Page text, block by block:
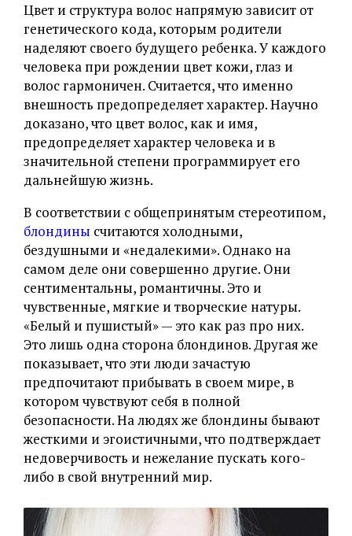
Цвет и структура волос напрямую зависит от
генетического кода, которым родители
наделяют своего будущего ребенка. У каждого
человека при рождении цвет кожи, глаз и
волос гармоничен. Считается, что именно
внешность предопределяет характер. Научно
доказано, что цвет волос, как и имя,
предопределяет характер человека и в
значительной степени программирует его
дальнейшую жизнь.
В соответствии с общепринятым стереотипом,
блондины считаются холодными,
бездушными и «недалекими». Однако на
самом деле они совершенно другие. Они
сентиментальны, романтичны. Это и
чувственные, мягкие и творческие натуры.
«Белый и пушистый» — это как раз про них.
Это лишь одна сторона блондинов. Другая же
показывает, что эти люди зачастую
предпочитают прибывать в своем мире, в
котором чувствуют себя в полной
безопасности. На людях же блондины бывают
жесткими и эгоистичными, что подтверждает
недоверчивость и нежелание пускать кого-
либо в свой внутренний мир.